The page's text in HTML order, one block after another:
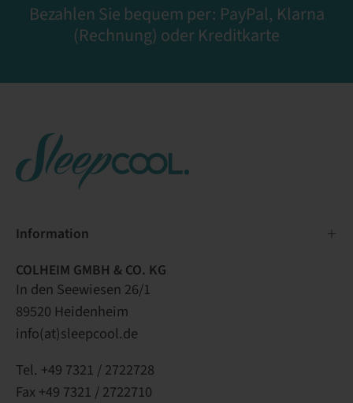
Bezahlen Sie bequem per: PayPal, Klarna
(Rechnung) oder Kreditkarte
Information
COLHEIM GMBH & CO. KG
In den Seewiesen 26/1
89520 Heidenheim
info(at)sleepcool.de
Tel. +49 7321 / 2722728
Fax +49 7321 / 2722710